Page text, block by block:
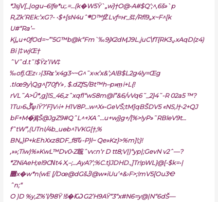
*JsjV[_|ogu–6!ƒe*u;.=…(k�W5Ÿ`„wֿ}†O@•A#$Q‘;^,6š»`p
R,Zk’REk:’xG?- •$+[sN4uˆ܍D™ƒZ͐Lvƒ=ҥ_š‡/Rfí9„x~F^[k
U#“Ra’–
Kj„u+0ƒOd=~”‘5G™b@k“Fm`‰9jX2dӍJ9L.juC\fT{RK3ؠxAqD(z4)
Bi |‡wjŒ†
ˆVˆd.t˜!$Ÿz’IW‡
‰ofj.Œz‹ ›|3Rϫ’x4g3~~G^˜x‹к’x&’;A!B$L2g4!y=Œg
.tIœ9y\Qg^[70ƒY»؍$.dZƒS/Bt™h–p»m̲i+L{!
rVL˜A>Ŭ*,g]!S_46,zˆxqfl“wS8m@l”&6/vVq6˜_2}4˜-R 02a5 ™?
1Тu›6ڴѱiŸ?’F}V›i+ H1V8P…w^X»•GeVŠ;tM]qBŠDV5 «NS‚l†•2+QJ
bF+M�֮ԬŠ@JgZ9#QˆL^+XAˆ…u+wj}g+/[%>!yP»˜RBleV9t…
fˆtW”‚(UTnI/4b_uөb^1VKG[†,%
BN„}P+kEhXxz8DF_f8Ԏ-P}l~ Qe»Kz}>%m]!;}!
‚»»;Tiw)%»KwL™Dv0•Z䀮ˆvv:n‘r D tt8;V|)“yp|;GevN v2ˆ—?
*ZNiAeH;el9CΝt4 X,–;…AyA?’;%C.t}JDHD.,]Tr!pWL}@[-$k=•|
޻x�w*n(wE [/Dœ@dGšڭ@w٭iUu’+&›F>;!mV5[Ou3Ҽ
ˆn;“
O )D %y‚Z%’l/98Ÿ !š�iѠG2’H9AŸ“3“x#N6=y@|N“6dŠ—